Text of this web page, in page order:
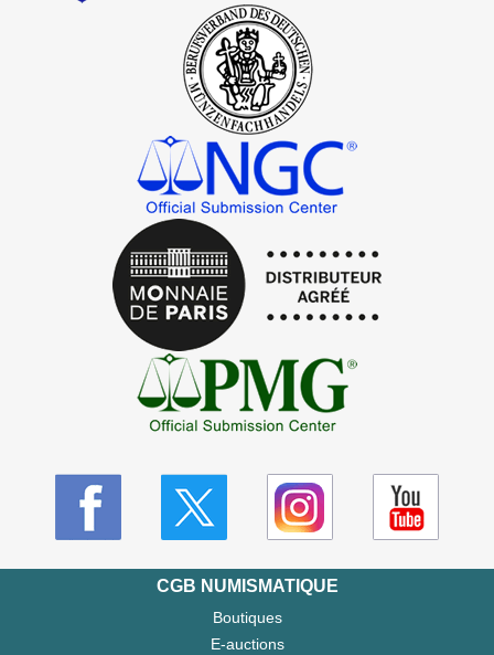
CGB NUMISMATIQUE
Boutiques
E-auctions